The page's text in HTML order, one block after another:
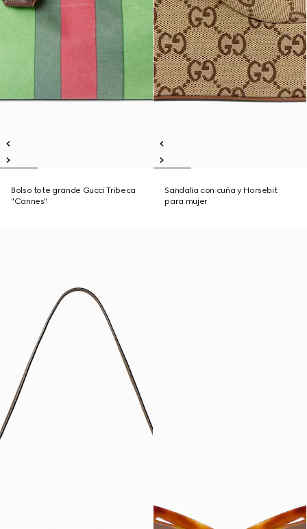
Bolso tote grande Gucci Tribeca
"Cannes"
Sandalia con cuña y Horsebit
para mujer